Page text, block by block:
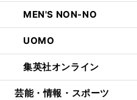
MEN'S NON-NO
UOMO
集英社オンライン
芸能・情報・スポーツ